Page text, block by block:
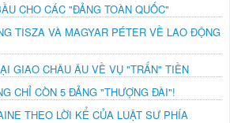
CHO CÁC "ĐẢNG TOÀN QUỐC"
TISZA VÀ MAGYAR PÉTER VỀ LAO ĐỘNG
GIAO CHÂU ÂU VỀ VỤ "TRẤN" TIỀN
CHỈ CÒN 5 ĐẢNG "THƯỢNG ĐÀI"!
THEO LỜI KỂ CỦA LUẬT SƯ PHÍA